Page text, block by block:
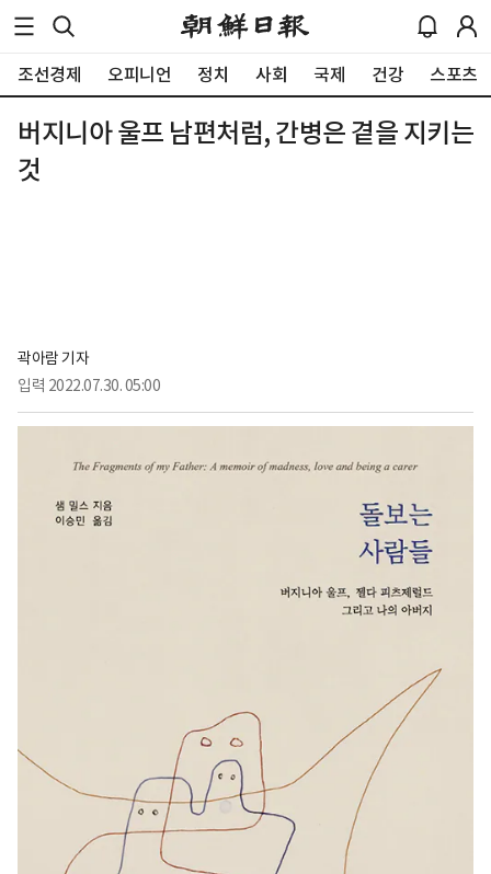
조선경제 오피니언 정치 사회 국제 건강 스포츠
버지니아 울프 남편처럼, 간병은 곁을 지키는
것
곽아람 기자
입력 2022.07.30. 05:00